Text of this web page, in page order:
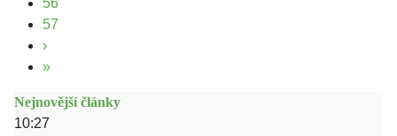
56
57
›
»
Nejnovější články
10:27